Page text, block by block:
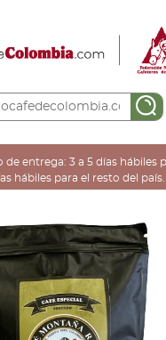
de entrega: 3 a 5 días hábiles
hábiles para el resto del país.